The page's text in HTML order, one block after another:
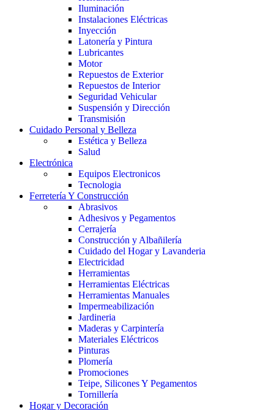
Iluminación
Instalaciones Eléctricas
Inyección
Latonería y Pintura
Lubricantes
Motor
Repuestos de Exterior
Repuestos de Interior
Seguridad Vehicular
Suspensión y Dirección
Transmisión
Cuidado Personal y Belleza
Estética y Belleza
Salud
Electrónica
Equipos Electronicos
Tecnologia
Ferretería Y Construcción
Abrasivos
Adhesivos y Pegamentos
Cerrajería
Construcción y Albañilería
Cuidado del Hogar y Lavanderia
Electricidad
Herramientas
Herramientas Eléctricas
Herramientas Manuales
Impermeabilización
Jardineria
Maderas y Carpintería
Materiales Eléctricos
Pinturas
Plomería
Promociones
Teipe, Silicones Y Pegamentos
Tornillería
Hogar y Decoración